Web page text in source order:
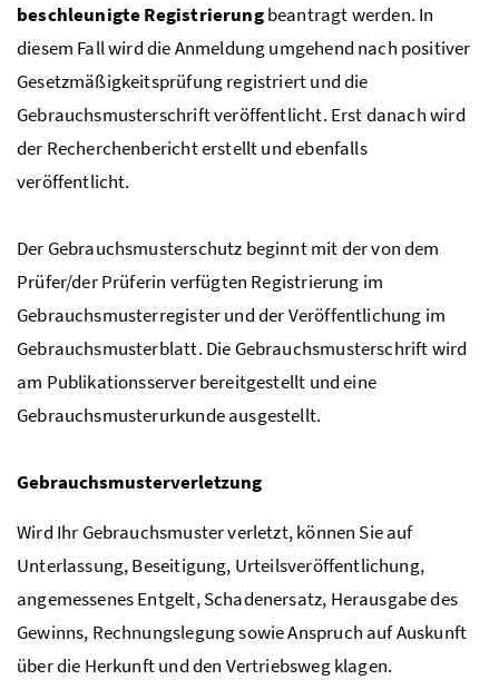
beschleunigte Registrierungbeantragt werden. In
diesem Fall wird die Anmeldung umgehend nach positiver
Gesetzmäßigkeitsprüfung registriert und die
Gebrauchsmusterschrift veröffentlicht. Erst danach wird
der Recherchenbericht erstellt und ebenfalls
veröffentlicht.
Der Gebrauchsmusterschutz beginnt mit der von dem
Prüfer/der Prüferin verfügten Registrierung im
Gebrauchsmusterregister und der Veröffentlichung im
Gebrauchsmusterblatt. Die Gebrauchsmusterschrift wird
am Publikationsserver bereitgestellt und eine
Gebrauchsmusterurkunde ausgestellt.
Gebrauchsmusterverletzung
Wird Ihr Gebrauchsmuster verletzt, können Sie auf
Unterlassung, Beseitigung, Urteilsveröffentlichung,
angemessenes Entgelt, Schadenersatz, Herausgabe des
Gewinns, Rechnungslegung sowie Anspruch auf Auskunft
über die Herkunft und den Vertriebsweg klagen.